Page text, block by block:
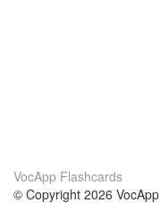
VocApp Flashcards
© Copyright 2026 VocApp